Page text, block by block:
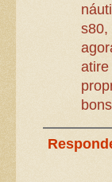
s80,